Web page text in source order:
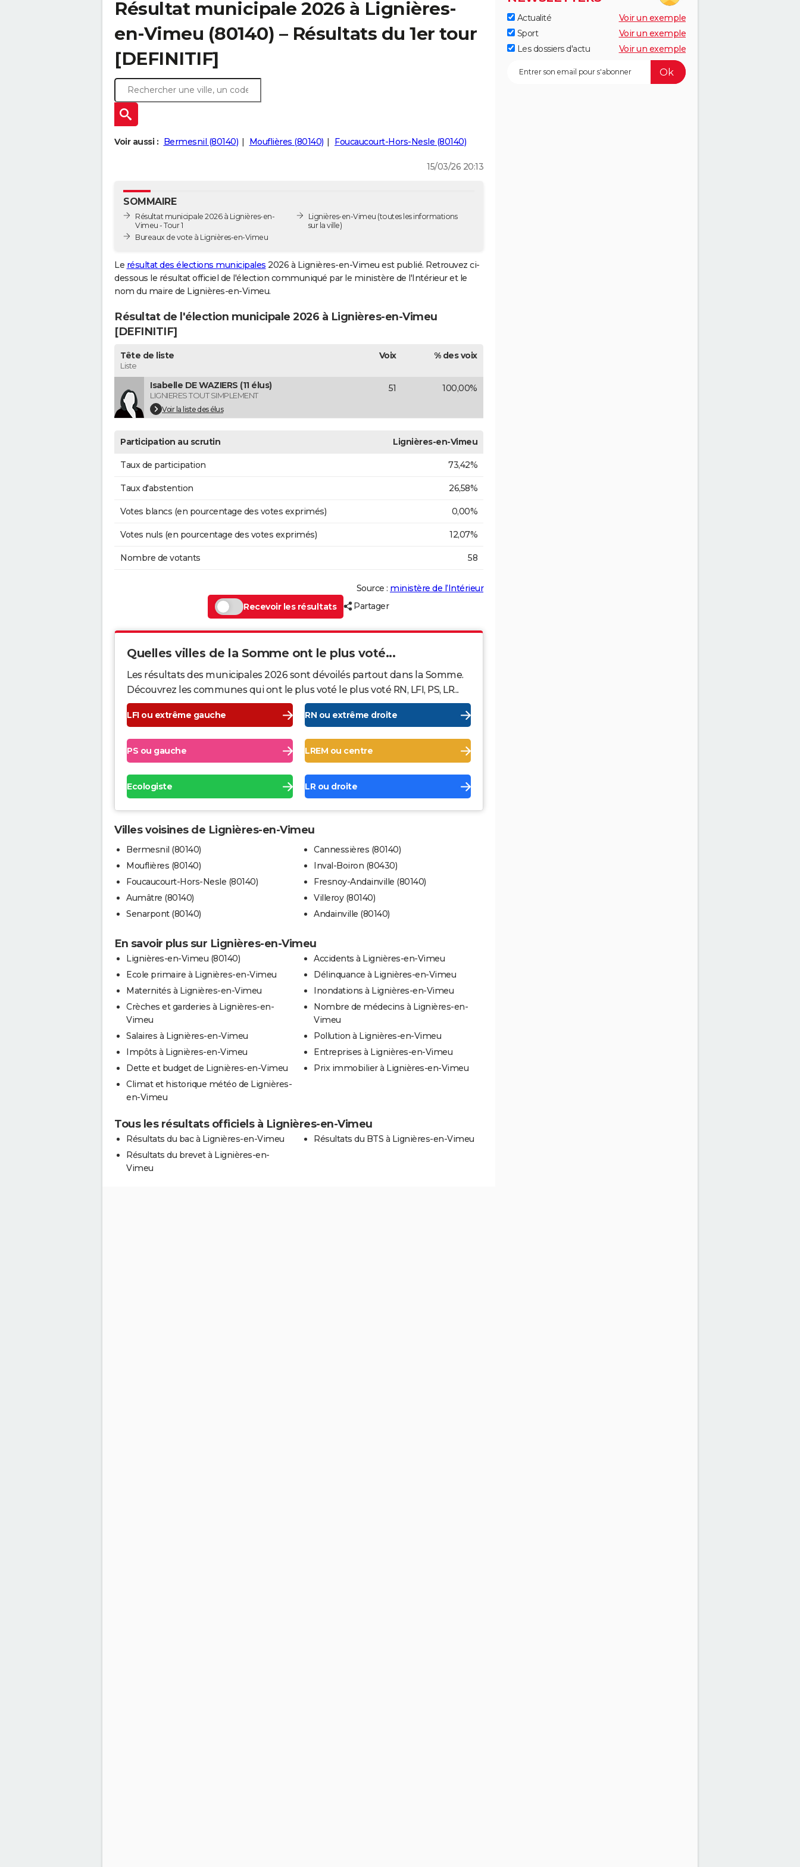
Résultat municipale 2026 à Lignières-
en-Vimeu (80140) – Résultats du 1er tour
[DEFINITIF]
Voir aussi : Bermesnil (80140) Mouflières (80140) Foucaucourt-Hors-Nesle (80140)
15/03/26 20:13
SOMMAIRE
Résultat municipale 2026 à Lignières-en-
Vimeu - Tour 1
Bureaux de vote à Lignières-en-Vimeu
Lignières-en-Vimeu (toutes les informations
sur la ville)
Le résultat des élections municipales 2026 à Lignières-en-Vimeu est publié. Retrouvez ci-
dessous le résultat officiel de l'élection communiqué par le ministère de l'Intérieur et le
nom du maire de Lignières-en-Vimeu.
Résultat de l'élection municipale 2026 à Lignières-en-Vimeu
[DEFINITIF]
Tête de liste
Liste
Voix % des voix
Isabelle DE WAZIERS (11 élus)
LIGNIERES TOUT SIMPLEMENT
Voir la liste des élus
51 100,00%
Participation au scrutin Lignières-en-Vimeu
Taux de participation 73,42%
Taux d'abstention 26,58%
Votes blancs (en pourcentage des votes exprimés) 0,00%
Votes nuls (en pourcentage des votes exprimés) 12,07%
Nombre de votants 58
Source : ministère de l’Intérieur
Recevoir les résultats
Partager
Quelles villes de la Somme ont le plus voté...
Les résultats des municipales 2026 sont dévoilés partout dans la Somme.
Découvrez les communes qui ont le plus voté le plus voté RN, LFI, PS, LR...
LFI ou extrême gauche RN ou extrême droite
PS ou gauche LREM ou centre
Ecologiste LR ou droite
Villes voisines de Lignières-en-Vimeu
Bermesnil (80140)
Mouflières (80140)
Foucaucourt-Hors-Nesle (80140)
Aumâtre (80140)
Senarpont (80140)
Cannessières (80140)
Inval-Boiron (80430)
Fresnoy-Andainville (80140)
Villeroy (80140)
Andainville (80140)
En savoir plus sur Lignières-en-Vimeu
Lignières-en-Vimeu (80140)
Ecole primaire à Lignières-en-Vimeu
Maternités à Lignières-en-Vimeu
Crèches et garderies à Lignières-en-
Vimeu
Salaires à Lignières-en-Vimeu
Impôts à Lignières-en-Vimeu
Dette et budget de Lignières-en-Vimeu
Climat et historique météo de Lignières-
en-Vimeu
Accidents à Lignières-en-Vimeu
Délinquance à Lignières-en-Vimeu
Inondations à Lignières-en-Vimeu
Nombre de médecins à Lignières-en-
Vimeu
Pollution à Lignières-en-Vimeu
Entreprises à Lignières-en-Vimeu
Prix immobilier à Lignières-en-Vimeu
Tous les résultats officiels à Lignières-en-Vimeu
Résultats du bac à Lignières-en-Vimeu
Résultats du brevet à Lignières-en-
Vimeu
Résultats du BTS à Lignières-en-Vimeu
Actualité
Voir un exemple
Sport
Voir un exemple
Les dossiers d'actu
Voir un exemple